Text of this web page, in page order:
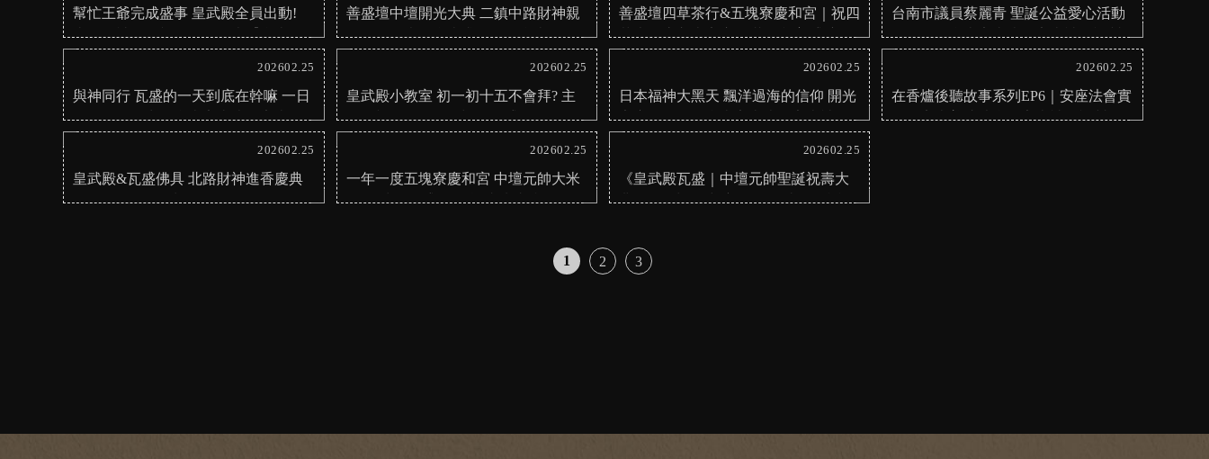
幫忙王爺完成盛事 皇武殿全員出動!
東路財神罕見親自降駕開光【台南求
善盛壇中壇開光大典 二鎮中路財神親
自降駕開光｜台南求財運｜台南財神
善盛壇四草茶行&五塊寮慶和宮｜祝四
草大眾廟入火安座圓滿順利 善盛壇動
台南市議員蔡麗青 聖誕公益愛心活動
全紀錄｜台南安太歲｜安南神像訂製
202602.25
與神同行 瓦盛的一天到底在幹嘛 一日
工作人員日常｜台南安太歲｜安南神
202602.25
皇武殿小教室 初一初十五不會拜? 主
理人親自教學#皇武殿#瓦盛#信仰#傳
202602.25
日本福神大黑天 飄洋過海的信仰 開光
安座全紀錄｜台南安太歲｜安南神像
202602.25
在香爐後聽故事系列EP6｜安座法會實
錄｜安南普渡法會｜安南神像訂製
202602.25
皇武殿&瓦盛佛具 北路財神進香慶典
整日全紀錄#皇武殿#傳統#信仰#財神#
202602.25
一年一度五塊寮慶和宮 中壇元帥大米
龜 皇武殿瓦盛 是否能成功連續三年 將
202602.25
《皇武殿瓦盛｜中壇元帥聖誕祝壽大
典》#皇武殿#中壇元帥#三太子聖誕#
1 2 3